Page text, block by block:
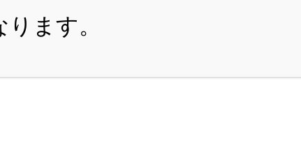
ITEM ・SHOPPING-GUIDE